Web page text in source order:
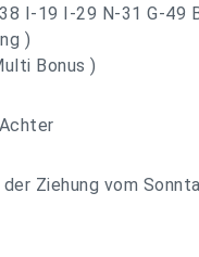
I-19 I-29 N-31 G-49
)
Bonus )
Ziehung vom